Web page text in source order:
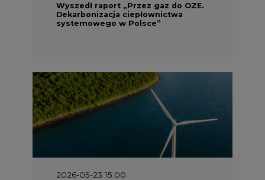
Wyszedł raport „Przez gaz do OZE.
Dekarbonizacja ciepłownictwa
systemowego w Polsce”
2026-05-23 15:00